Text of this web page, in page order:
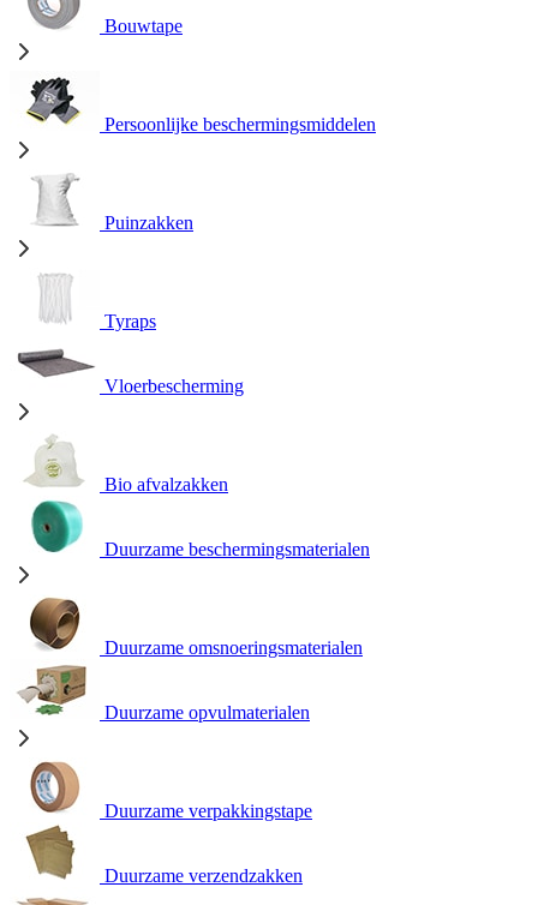
Bouwtape
Persoonlijke beschermingsmiddelen
Puinzakken
Tyraps
Vloerbescherming
Bio afvalzakken
Duurzame beschermingsmaterialen
Duurzame omsnoeringsmaterialen
Duurzame opvulmaterialen
Duurzame verpakkingstape
Duurzame verzendzakken